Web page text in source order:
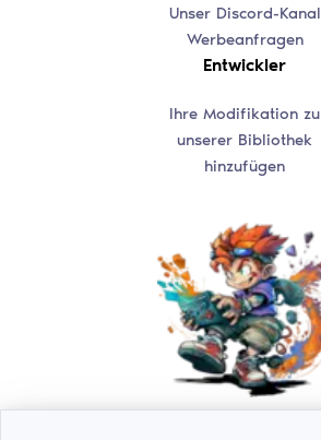
Unser Discord-Kanal
Werbeanfragen
Entwickler
Ihre Modifikation zu
unserer Bibliothek
hinzufügen